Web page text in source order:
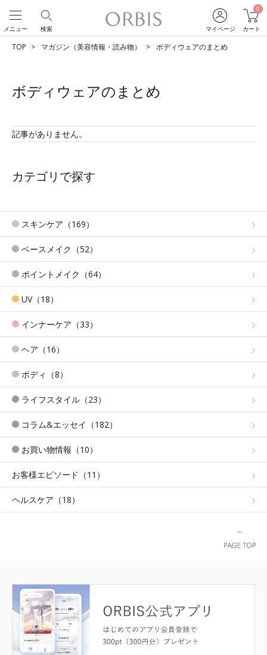
マイページ
0
カート
検索
メニュー
TOP マガジン（美容情報・読み物） ボディウェアのまとめ
ボディウェアのまとめ
記事がありません。
カテゴリで探す
スキンケア（169）
ベースメイク（52）
ポイントメイク（64）
UV（18）
インナーケア（33）
ヘア（16）
ボディ（8）
ライフスタイル（23）
コラム&エッセイ（182）
お買い物情報（10）
お客様エピソード（11）
ヘルスケア（18）